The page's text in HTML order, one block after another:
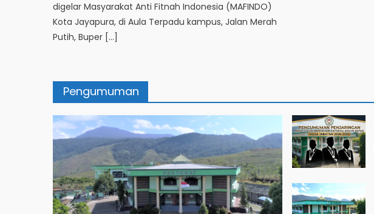
digelar Masyarakat Anti Fitnah Indonesia (MAFINDO)
Kota Jayapura, di Aula Terpadu kampus, Jalan Merah
Putih, Buper […]
Pengumuman